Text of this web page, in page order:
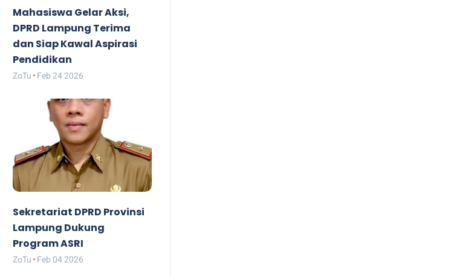
Mahasiswa Gelar Aksi,
DPRD Lampung Terima
dan Siap Kawal Aspirasi
Pendidikan
ZoTu Feb 24 2026
Sekretariat DPRD Provinsi
Lampung Dukung
Program ASRI
ZoTu Feb 04 2026